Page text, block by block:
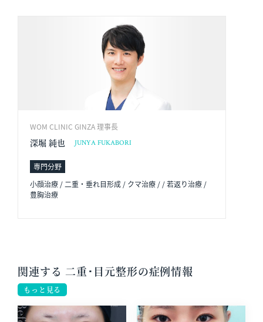
WOM CLINIC GINZA 理事長
深堀 純也 JUNYA FUKABORI
専門分野
小顔治療 / 二重・垂れ目形成 / クマ治療 / / 若返り治療 /
豊胸治療
関連する 二重･目元整形の症例情報
もっと見る